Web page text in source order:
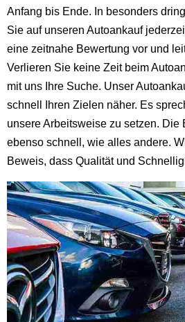
Anfang bis Ende. In besonders
Sie auf unseren Autoankauf
eine zeitnahe Bewertung vor und
Verlieren Sie keine Zeit beim
mit uns Ihre Suche. Unser
schnell Ihren Zielen näher. Es
unsere Arbeitsweise zu setzen. Die
ebenso schnell, wie alles andere.
Beweis, dass Qualität und